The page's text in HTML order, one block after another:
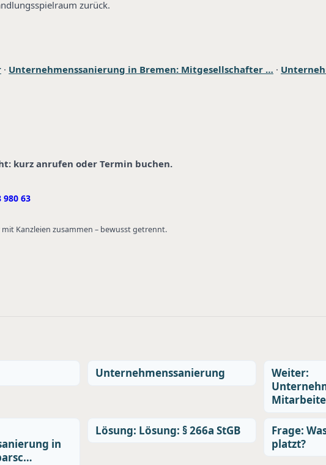
zurück.
· Unternehmenssanierung in Bremen: Mitgesellschafter … ·
kurz anrufen oder Termin buchen.
980 63
Kanzleien zusammen – bewusst getrennt.
Unternehmenssanierung
Weiter:
in
Lösung: Lösung: § 266a StGB
Frage:
platzt?